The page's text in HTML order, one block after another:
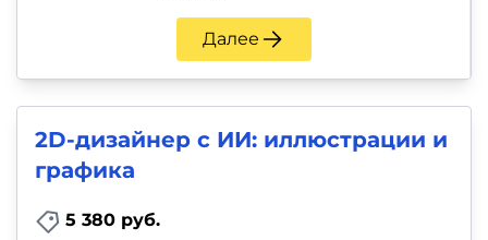
Далее
2D-дизайнер с ИИ: иллюстрации и
графика
5 380 руб.